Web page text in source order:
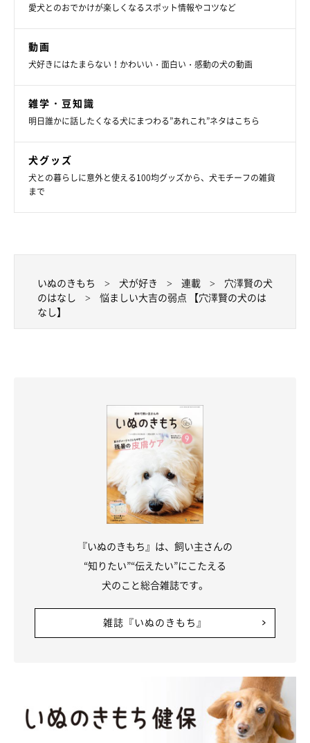
愛犬とのおでかけが楽しくなるスポット情報やコツなど
動画
犬好きにはたまらない！かわいい・面白い・感動の犬の動画
雑学・豆知識
明日誰かに話したくなる犬にまつわる”あれこれ”ネタはこちら
犬グッズ
犬との暮らしに意外と使える100均グッズから、犬モチーフの雑貨
まで
いぬのきもち 犬が好き 連載
穴澤賢の犬
のはなし
悩ましい大吉の弱点 【穴澤賢の犬のは
なし】
『いぬのきもち』は、飼い主さんの
“知りたい”“伝えたい”にこたえる
犬のこと総合雑誌です。
雑誌『いぬのきもち』